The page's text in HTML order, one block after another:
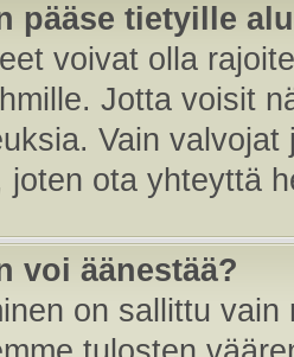
pääse tietyille
voivat olla
Jotta voisit
Vain
joten ota yhteyttä
voi äänestää?
on sallittu